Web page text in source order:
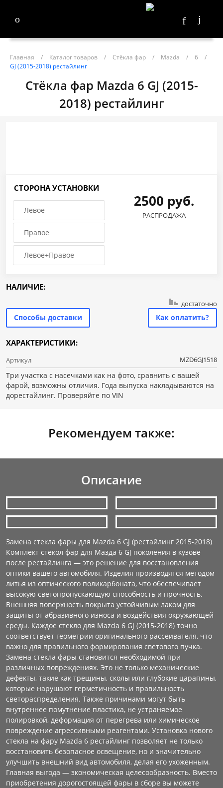
Главная / Каталог товаров / Стёкла фар / Mazda / 6
/
GJ (2015-2018) рестайлинг
Стёкла фар Mazda 6 GJ (2015-
2018) рестайлинг
СТОРОНА УСТАНОВКИ
Левое
Правое
Левое+Правое
2500 руб.
РАСПРОДАЖА
НАЛИЧИЕ:
достаточно
Способы доставки Как оплатить?
ХАРАКТЕРИСТИКИ:
Артикул MZD6GJ1518
Три участка с насечками как на фото, сравнить с вашей
фарой, возможны отличия. Года выпуска накладываются на
дорестайлинг. Проверяйте по VIN
Рекомендуем также:
Описание
Замена стекла фары для Mazda 6 GJ (рестайлинг 2015-2018)
Комплект стёкол фар для Мазда 6 GJ поколения в кузове
после рестайлинга — это решение для восстановления
оптики вашего автомобиля. Изделия производятся методом
литья из оптического поликарбоната, что обеспечивает
высокую светопропускающую способность и прочность.
Внешняя поверхность покрыта устойчивым лаком для
защиты от абразивного износа и воздействия окружающей
среды. Каждое стекло для Mazda 6 GJ (2015-2018) точно
соответствует геометрии оригинального рассеивателя, что
важно для правильного формирования светового пучка.
Замена стекла фары становится необходимой при
различных повреждениях. Это не только механические
дефекты, такие как трещины, сколы или глубокие царапины,
которые нарушают герметичность и правильность
светораспределения. Также причинами могут быть
внутреннее помутнение пластика, не устраняемое
полировкой, деформация от перегрева или химическое
повреждение агрессивными реагентами. Установка нового
стекла на фару Mazda 6 рестайлинг позволяет не только
восстановить безопасное освещение, но и значительно
улучшить внешний вид автомобиля, делая его ухоженным.
Главная выгода — экономическая целесообразность. Вместо
приобретения дорогостоящей фары в сборе вы можете